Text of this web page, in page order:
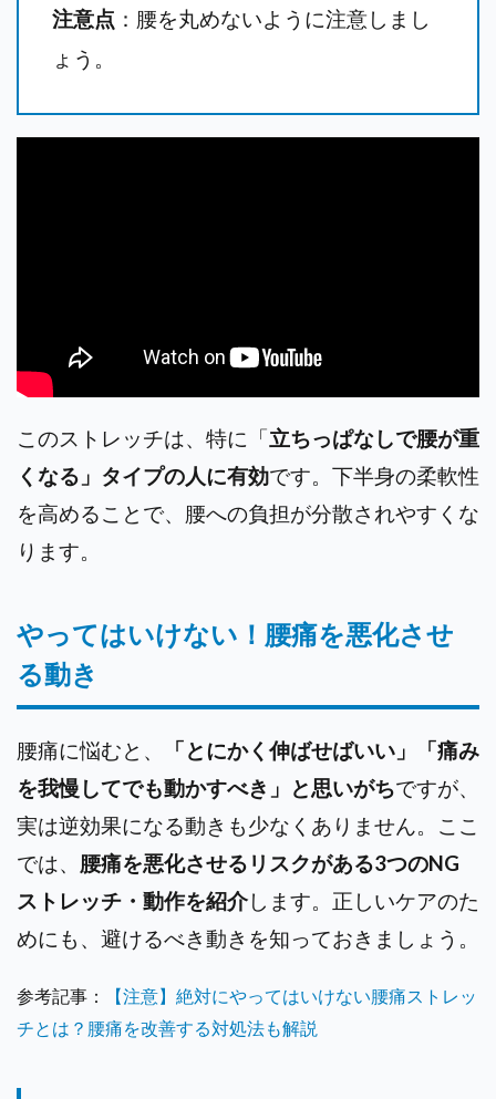
注意点 ：腰を丸めないように注意しまし
ょう。
このストレッチは、特に「立ちっぱなしで腰が重
くなる」タイプの人に有効です。下半身の柔軟性
を高めることで、腰への負担が分散されやすくな
ります。
やってはいけない！腰痛を悪化させ
る動き
腰痛に悩むと、
「とにかく伸ばせばいい」「痛み
を我慢してでも動かすべき」と思いがちですが、
実は逆効果になる動きも少なくありません。ここ
では、 腰痛を悪化させるリスクがある3つのNG
ストレッチ・動作を紹介します。正しいケアのた
めにも、避けるべき動きを知っておきましょう。
参考記事：
【注意】絶対にやってはいけない腰痛ストレッ
チとは？腰痛を改善する対処法も解説